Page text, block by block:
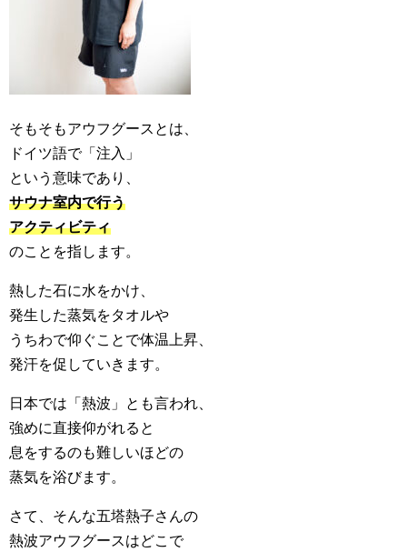
そもそもアウフグースとは、
ドイツ語で「注入」
という意味であり、
サウナ室内で行う
アクティビティ
のことを指します。
熱した石に水をかけ、
発生した蒸気をタオルや
うちわで仰ぐことで体温上昇、
発汗を促していきます。
日本では「熱波」とも言われ、
強めに直接仰がれると
息をするのも難しいほどの
蒸気を浴びます。
さて、そんな五塔熱子さんの
熱波アウフグースはどこで